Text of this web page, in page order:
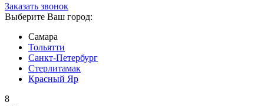
Заказать звонок
Выберите Ваш город:
Самара
Тольятти
Санкт-Петербург
Стерлитамак
Красный Яр
8